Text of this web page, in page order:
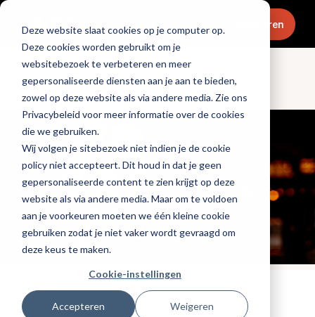
Deze website slaat cookies op je computer op.
Deze cookies worden gebruikt om je
websitebezoek te verbeteren en meer
gepersonaliseerde diensten aan je aan te bieden,
zowel op deze website als via andere media. Zie ons
Privacybeleid voor meer informatie over de cookies
die we gebruiken.
Wij volgen je sitebezoek niet indien je de cookie
policy niet accepteert. Dit houd in dat je geen
gepersonaliseerde content te zien krijgt op deze
website als via andere media. Maar om te voldoen
aan je voorkeuren moeten we één kleine cookie
gebruiken zodat je niet vaker wordt gevraagd om
deze keus te maken.
Cookie-instellingen
Accepteren Weigeren
Menu Abonneren
Columns
Tags:personeel
Gepubliceerd op: 10 augustus 2022